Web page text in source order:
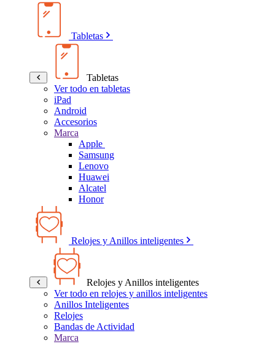
Tabletas
Tabletas
Ver todo en tabletas
iPad
Android
Accesorios
Marca
Apple
Samsung
Lenovo
Huawei
Alcatel
Honor
Relojes y Anillos inteligentes
Relojes y Anillos inteligentes
Ver todo en relojes y anillos inteligentes
Anillos Inteligentes
Relojes
Bandas de Actividad
Marca